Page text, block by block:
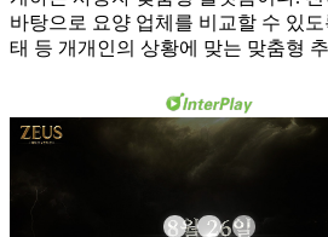
바탕으로 요양 업체를 비교할 수 있
태 등 개개인의 상황에 맞는 맞춤형